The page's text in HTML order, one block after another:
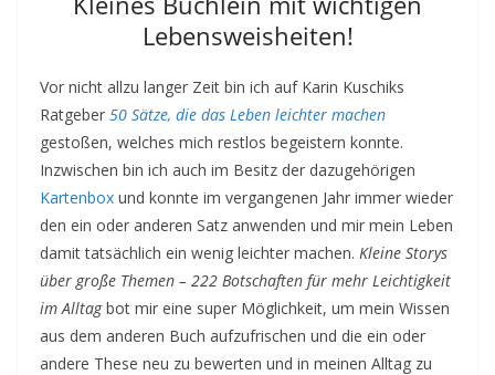
Lebensweisheiten!
Vor nicht allzu langer Zeit bin ich auf Karin Kuschiks
Ratgeber 50 Sätze, die das Leben leichter machen
gestoßen, welches mich restlos begeistern konnte.
Inzwischen bin ich auch im Besitz der dazugehörigen
Kartenbox und konnte im vergangenen Jahr immer wieder
den ein oder anderen Satz anwenden und mir mein Leben
damit tatsächlich ein wenig leichter machen. Kleine Storys
über große Themen – 222 Botschaften für mehr Leichtigkeit
im Alltagbot mir eine super Möglichkeit, um mein Wissen
aus dem anderen Buch aufzufrischen und die ein oder
andere These neu zu bewerten und in meinen Alltag zu